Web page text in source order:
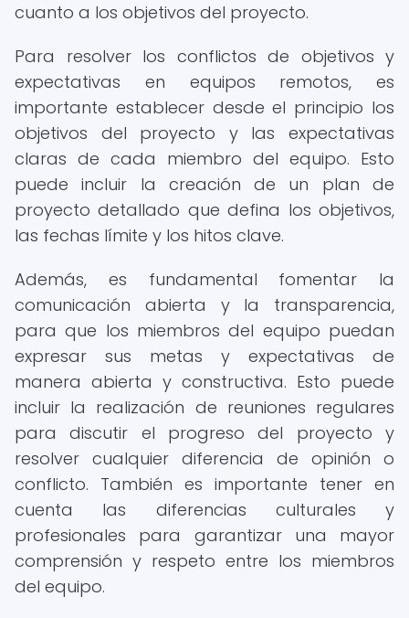
cuanto a los objetivos del proyecto.
Para resolver los conflictos de objetivos y
expectativas en equipos remotos, es
importante establecer desde el principio los
objetivos del proyecto y las expectativas
claras de cada miembro del equipo. Esto
puede incluir la creación de un plan de
proyecto detallado que defina los objetivos,
las fechas límite y los hitos clave.
Además, es fundamental fomentar la
comunicación abierta y la transparencia,
para que los miembros del equipo puedan
expresar sus metas y expectativas de
manera abierta y constructiva. Esto puede
incluir la realización de reuniones regulares
para discutir el progreso del proyecto y
resolver cualquier diferencia de opinión o
conflicto. También es importante tener en
cuenta las diferencias culturales y
profesionales para garantizar una mayor
comprensión y respeto entre los miembros
del equipo.